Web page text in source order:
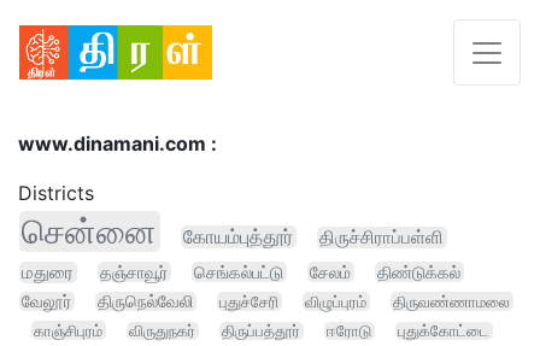
www.dinamani.com :
Districts
சென்னை கோயம்புத்தூர்
திருச்சிராப்பள்ளி
மதுரை
தஞ்சாவூர் செங்கல்பட்டு சேலம் திண்டுக்கல்
வேலூர் திருநெல்வேலி புதுச்சேரி விழுப்புரம்
திருவண்ணாமலை
காஞ்சிபுரம்
விருதுநகர் திருப்பத்தூர் ஈரோடு
புதுக்கோட்டை